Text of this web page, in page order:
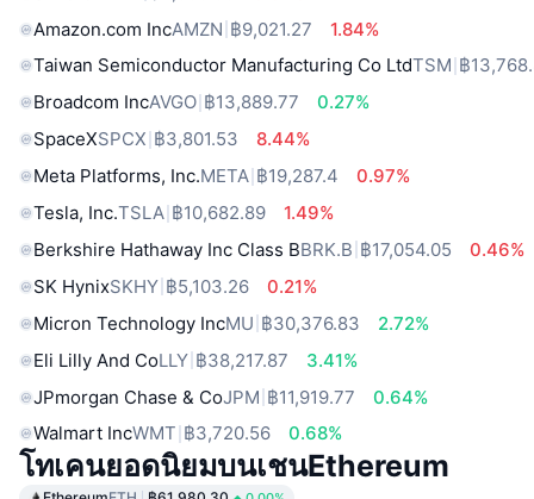
Amazon.com IncAMZN ฿9,021.27
1.84%
Taiwan Semiconductor Manufacturing Co LtdTSM ฿
Broadcom IncAVGO ฿13,889.77
0.27%
SpaceXSPCX ฿3,801.53
8.44%
Meta Platforms, Inc.META ฿19,287.4
0.97%
Tesla, Inc.TSLA ฿10,682.89
1.49%
Berkshire Hathaway Inc Class BBRK.B ฿17,054.05
0.46%
SK HynixSKHY ฿5,103.26
0.21%
Micron Technology IncMU ฿30,376.83
2.72%
Eli Lilly And CoLLY ฿38,217.87
3.41%
JPmorgan Chase & CoJPM ฿11,919.77
0.64%
Walmart IncWMT ฿3,720.56 0.68%
โทเคนยอดนิยมบนเชนEthereum